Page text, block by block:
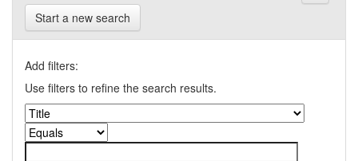
Start a new search
Add filters:
Use filters to refine the search results.